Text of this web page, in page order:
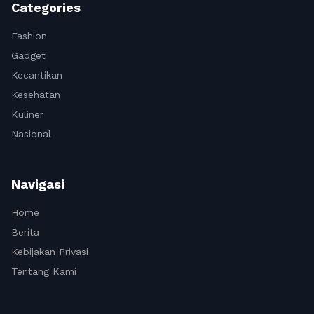
Categories
Fashion
Gadget
Kecantikan
Kesehatan
Kuliner
Nasional
Navigasi
Home
Berita
Kebijakan Privasi
Tentang Kami